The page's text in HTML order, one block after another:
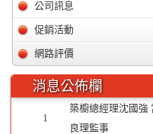
公司訊息
促銷活動
網路評價
消息公佈欄
1
築櫥總經理沈國強
良理監事